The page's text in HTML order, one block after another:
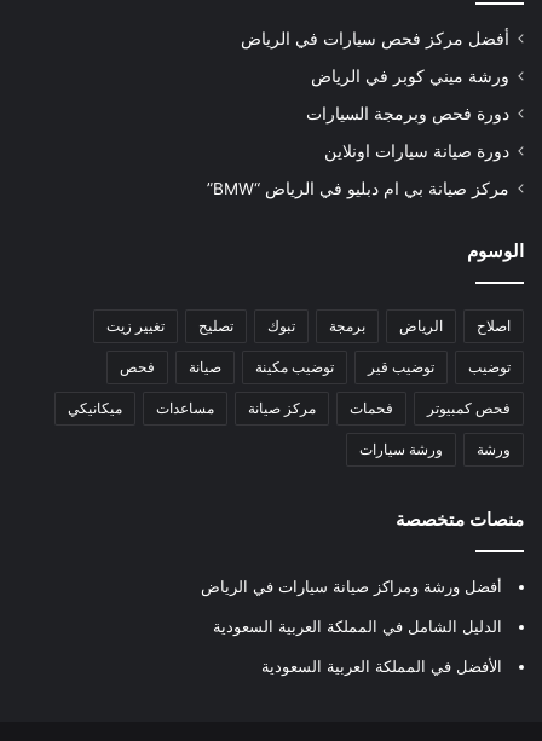
أفضل مركز فحص سيارات في الرياض
ورشة ميني كوبر في الرياض
دورة فحص وبرمجة السيارات
دورة صيانة سيارات اونلاين
مركز صيانة بي ام دبليو في الرياض “BMW”
الوسوم
اصلاح الرياض برمجة تبوك تصليح تغيير زيت
توضيب توضيب قير توضيب مكينة صيانة فحص
فحص كمبيوتر فحمات مركز صيانة مساعدات ميكانيكي
ورشة ورشة سيارات
منصات متخصصة
أفضل ورشة ومراكز صيانة سيارات في الرياض
الدليل الشامل في المملكة العربية السعودية
الأفضل في المملكة العربية السعودية